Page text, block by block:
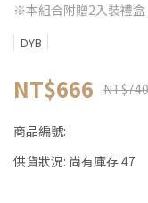
※本組合附贈2入裝禮
DYB
NT$666 NT$740
商品編號:
供貨狀況: 尚有庫存 47